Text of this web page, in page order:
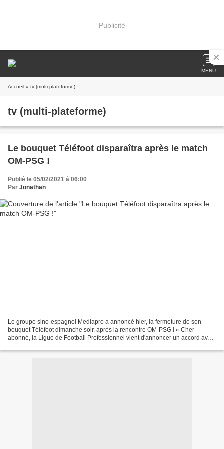
Publicité
MENU
Accueil » tv (multi-plateforme)
tv (multi-plateforme)
Le bouquet Téléfoot disparaîtra après le match
OM-PSG !
Publié le 05/02/2021 à 06:00
Par Jonathan
Le groupe sino-espagnol Mediapro a annoncé hier, la fermeture de son
bouquet Téléfoot dimanche soir, après la rencontre OM-PSG ! « Cher
abonné, la Ligue de Football Professionnel vient d'annoncer un accord avec